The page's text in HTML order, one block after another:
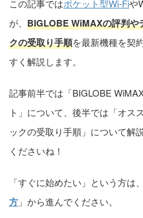
この記事ではポケット型Wi-Fiや
が、 BIGLOBE WiMAXの評判や
クの受取り手順を最新機種を契
すく解説します。
記事前半では「BIGLOBE
ト」について、後半では「オス
ックの受取り手順」について解
くださいね！
「すぐに始めたい」という方は
方 」から進んでください。